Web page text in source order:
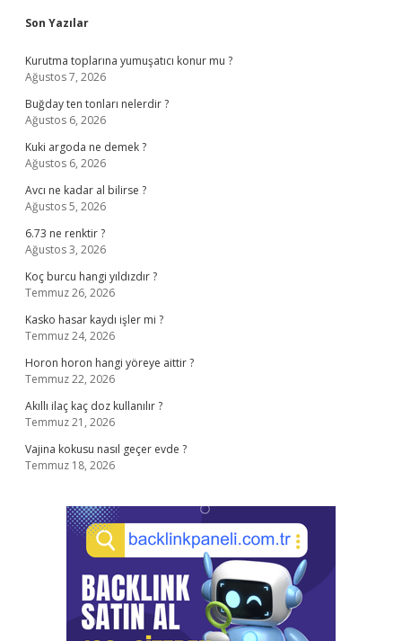
Sidebar
Son Yazılar
Kurutma toplarına yumuşatıcı konur mu ?
Ağustos 7, 2026
Buğday ten tonları nelerdir ?
Ağustos 6, 2026
Kuki argoda ne demek ?
Ağustos 6, 2026
Avcı ne kadar al bilirse ?
Ağustos 5, 2026
6.73 ne renktir ?
Ağustos 3, 2026
Koç burcu hangi yıldızdır ?
Temmuz 26, 2026
Kasko hasar kaydı işler mi ?
Temmuz 24, 2026
Horon horon hangi yöreye aittir ?
Temmuz 22, 2026
Akıllı ilaç kaç doz kullanılır ?
Temmuz 21, 2026
Vajina kokusu nasıl geçer evde ?
Temmuz 18, 2026